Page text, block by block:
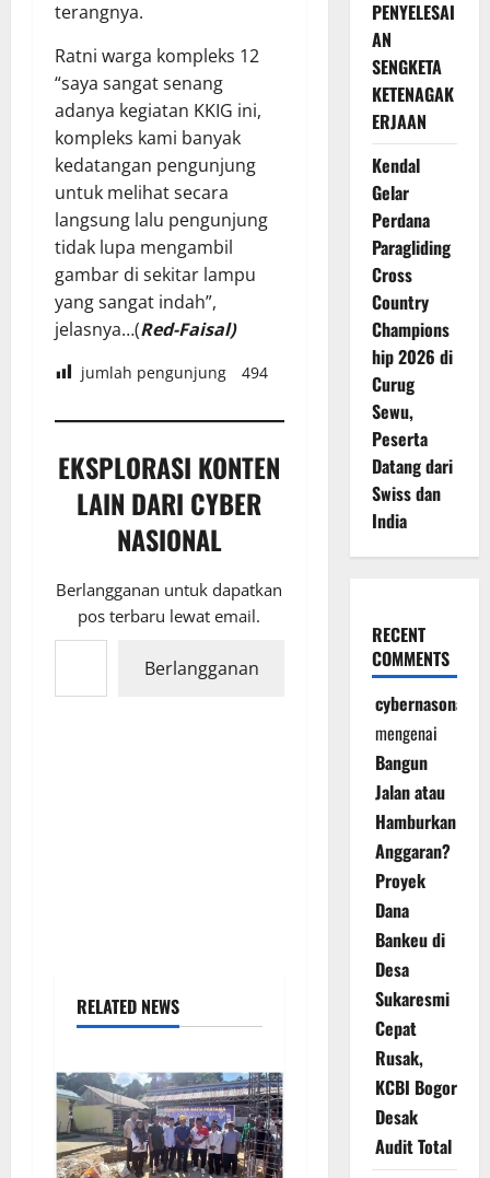
terangnya.
Ratni warga kompleks 12
“saya sangat senang
adanya kegiatan KKIG ini,
kompleks kami banyak
kedatangan pengunjung
untuk melihat secara
langsung lalu pengunjung
tidak lupa mengambil
gambar di sekitar lampu
yang sangat indah”,
jelasnya…(Red-Faisal)
jumlah pengunjung 494
EKSPLORASI KONTEN
LAIN DARI CYBER
NASIONAL
Berlangganan untuk dapatkan
pos terbaru lewat email.
Ketikkan email Anda...
Berlangganan
RELATED NEWS
PENYELESAI
AN
SENGKETA
KETENAGAK
ERJAAN
Kendal
Gelar
Perdana
Paragliding
Cross
Country
Champions
hip 2026 di
Curug
Sewu,
Peserta
Datang dari
Swiss dan
India
RECENT
COMMENTS
cybernasonal
mengenai
Bangun
Jalan atau
Hamburkan
Anggaran?
Proyek
Dana
Bankeu di
Desa
Sukaresmi
Cepat
Rusak,
KCBI Bogor
Desak
Audit Total